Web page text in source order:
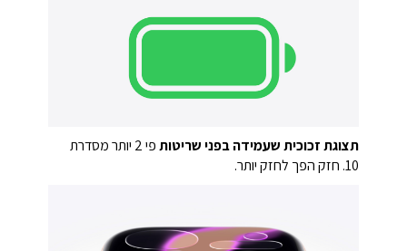
תצוגת זכוכית שעמידה בפני שריטות
פי 2 יותר מסדרת
10. חזק הפך לחזק יותר.